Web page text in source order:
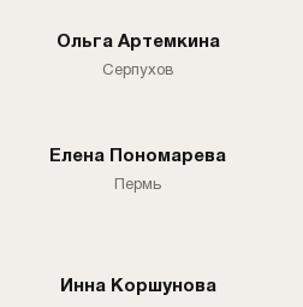
Ольга Артемкина
Серпухов
Елена Пономарева
Пермь
Инна Коршунова